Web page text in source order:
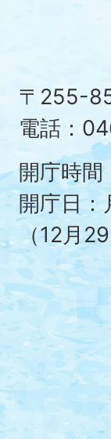
磯
〒255-
電話：
開庁時
開庁日
（12月